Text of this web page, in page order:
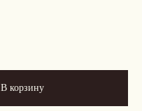
В корзину